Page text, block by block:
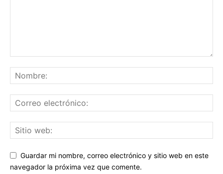
Guardar mi nombre, correo electrónico y sitio web en este
navegador la próxima vez que comente.